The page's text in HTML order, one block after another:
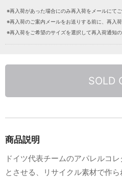
※再入荷があった場合にのみ再入荷をメールにてご
※再入荷のご案内メールをお送りする前に、再入
※再入荷をご希望のサイズを選択して再入荷通知の
SOLD
商品説明
ドイツ代表チームのアパレルコ
とさせる、リサイクル素材で作